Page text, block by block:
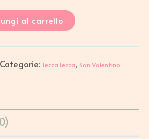
al carrello
Categorie: Lecca Lecca, San Valentino